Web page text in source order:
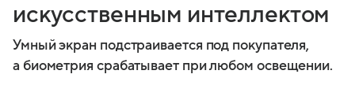
искусственным интеллектом
Умный экран подстраивается под покупателя,
а биометрия срабатывает при любом освещении.